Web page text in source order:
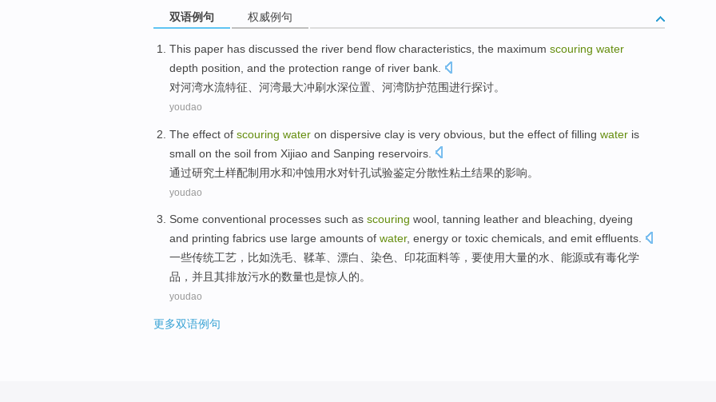
双语例句 权威例句
This paper has discussed the river bend flow characteristics , the maximum scouring water
depth position , and the protection range of river bank.
对河湾水流特征 河湾最大冲刷水深位置 、河湾防护范围进行探讨。
youdao
The effect of scouring water on dispersive clay is very obvious, but the effect of filling water is
small on the soil from Xijiao and Sanping reservoirs.
通过研究土样配制用水和冲蚀用水对针孔试验鉴定分散性粘土结果的影响。
youdao
Some conventional processes such as scouring wool, tanning leather and bleaching, dyeing
and printing fabrics use large amounts of water, energy or toxic chemicals, and emit effluents.
一些传统工艺 ， 比如洗毛、 鞣革、 漂白、 染色、 印花面料等，要使用大量的水、 能源或有毒化学
品 ， 并且 其排放污水的数量也是惊人的。
youdao
更多双语例句